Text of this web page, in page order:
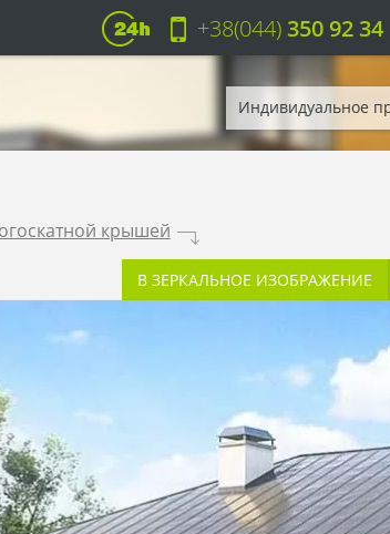
+38(044)350 92 34
Индивидуальное
крышей .
В ЗЕРКАЛЬНОЕ ИЗОБРАЖЕНИЕ